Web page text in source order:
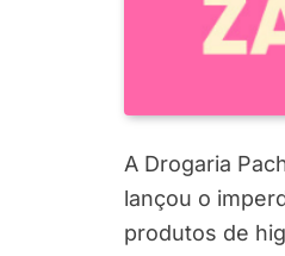
A Drogaria
lançou o
produtos de